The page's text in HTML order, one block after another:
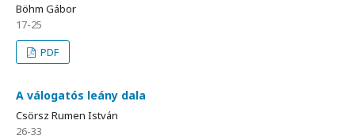
Böhm Gábor
17-25
PDF
A válogatós leány dala
Csörsz Rumen István
26-33